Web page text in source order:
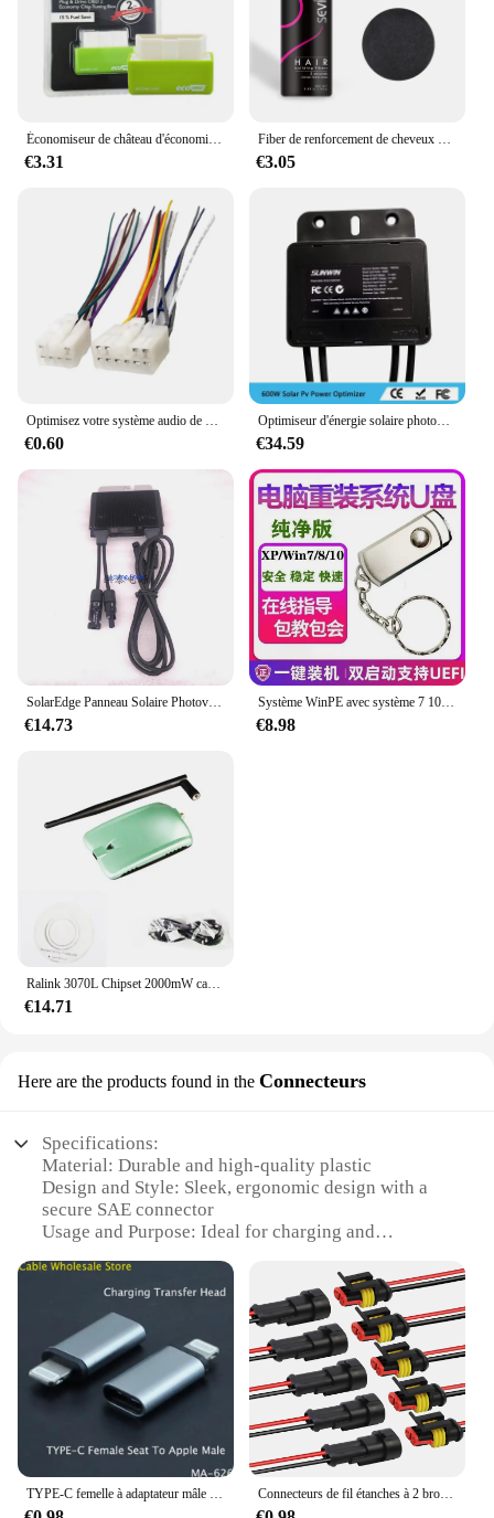
Économiseur de château d'économie de voiture, nitroOBD2, dispositif d'optimisation des carburants, économiseur de château économique, boîte de réglage, formateurs de puce, accessoires automobiles
€3.31
Fiber de renforcement de cheveux unisexe, kératine naturelle, poudre coiffante, perte de fibres chauve, Pack de construction de la naissance des cheveux, optimiseur, croissance Dense des cheveux
€3.05
Optimisez votre système audio de voiture avec adaptateur de câble SFP, fil de voiture haut de gamme pour Toyota, radio stéréo de rechange
€0.60
Optimiseur d'énergie solaire photovoltaïque 600W optimiseur d'énergie solaire optimiseur pv onduleur haute compatibilité 99.99% stable fiable
€34.59
SolarEdge Panneau Solaire Photovoltaïque MPPT Power Optimizer P320-5NC4ARS Stabilise la Tension pour Améliorer la Capacité
€14.73
Système WinPE avec système 7 10 11 server 2019, vente en gros, livraison gratuite, disque U, plus de 30, système simplifié et optimisé
€8.98
Ralink 3070L Chipset 2000mW carte réseau sans fil haute puissance 150Mbps adaptateur USB sans fil avec antenne 5db ALFA AWUS036NH
€14.71
Here are the products found in the Connecteurs
Specifications:
Material: Durable and high-quality plastic
Design and Style: Sleek, ergonomic design with a
secure SAE connector
Usage and Purpose: Ideal for charging and
Typical Adaptive Scenario: Suitable for various
vehicles, including cars, motorcycles, and boats
Shape or Size or Weight or Quantity: Compact and
lightweight, easy to handle and store
Performance and Property: Optimized for efficient
power transfer and long-lasting use
**Reliable and Efficient Power Transfer**
The Optimate TM auf SAE Stecker Connecteurs are
engineered for seamless power delivery, ensuring
TYPE-C femelle à adaptateur mâle IPhone avec charge Syns.info données USB-C câble femelle mâle conversion charge TransferHead Connecteurs de fil étanches à 2 broches – Kit de connecteurs automobiles pour voiture, camion, moto, bateau marin, remplacement à connexion rapide